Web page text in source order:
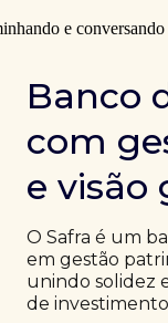
Banco
com
e visão
O Safra é um
em gestão
unindo solidez
de